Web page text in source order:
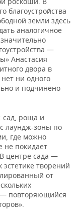
благоустройства
земли здесь
аналогичное
—
Анастасия
двора в
ни одного
и подчинено
сад, роща и
лаундж-зоны по
где можно
не покидает
центре сада —
творений
от
— повторяющийся